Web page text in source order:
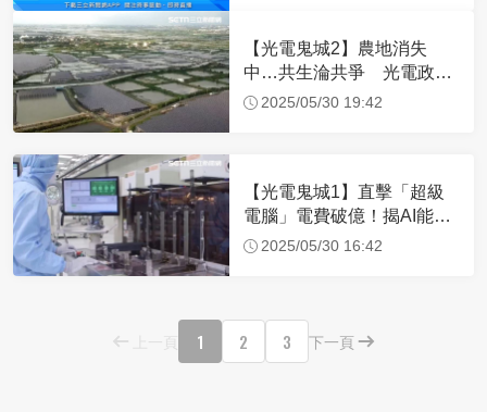
【光電鬼城2】農地消失
中…共生淪共爭 光電政策
變調了嗎？
2025/05/30 19:42
【光電鬼城1】直擊「超級
電腦」電費破億！揭AI能源
巨獸真面目
2025/05/30 16:42
上一頁 1 2 3 下一頁